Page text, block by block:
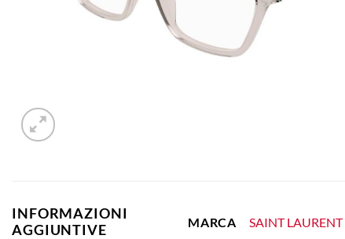
INFORMAZIONI
AGGIUNTIVE
MARCA SAINT LAURENT